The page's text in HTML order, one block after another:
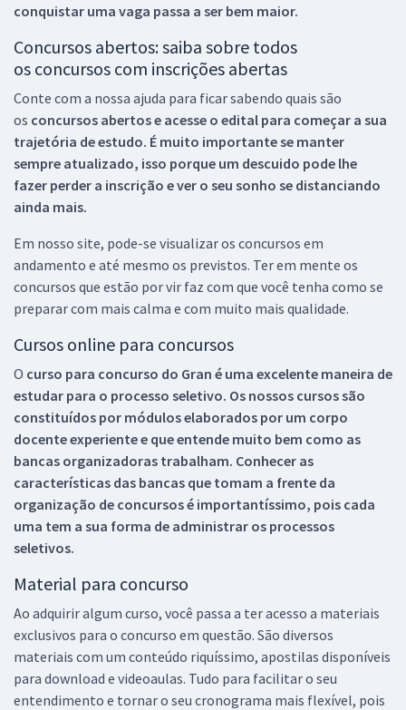
conquistar uma vaga passa a ser bem maior.
Concursos abertos: saiba sobre todos
os concursos com inscrições abertas
Conte com a nossa ajuda para ficar sabendo quais são
os concursos abertos e acesse o edital para começar a sua
trajetória de estudo. É muito importante se manter
sempre atualizado, isso porque um descuido pode lhe
fazer perder a inscrição e ver o seu sonho se distanciando
ainda mais.
Em nosso site, pode-se visualizar os concursos em
andamento e até mesmo os previstos. Ter em mente os
concursos que estão por vir faz com que você tenha como se
preparar com mais calma e com muito mais qualidade.
Cursos online para concursos
O curso para concurso do Gran é uma excelente maneira de
estudar para o processo seletivo. Os nossos cursos são
constituídos por módulos elaborados por um corpo
docente experiente e que entende muito bem como as
bancas organizadoras trabalham. Conhecer as
características das bancas que tomam a frente da
organização de concursos é importantíssimo, pois cada
uma tem a sua forma de administrar os processos
seletivos.
Material para concurso
Ao adquirir algum curso, você passa a ter acesso a materiais
exclusivos para o concurso em questão. São diversos
materiais com um conteúdo riquíssimo, apostilas disponíveis
para download e videoaulas. Tudo para facilitar o seu
entendimento e tornar o seu cronograma mais flexível, pois